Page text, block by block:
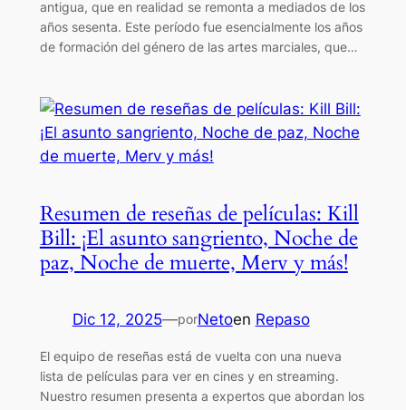
antigua, que en realidad se remonta a mediados de los
años sesenta. Este período fue esencialmente los años
de formación del género de las artes marciales, que…
Resumen de reseñas de películas: Kill
Bill: ¡El asunto sangriento, Noche de
paz, Noche de muerte, Merv y más!
Dic 12, 2025—porNetoen Repaso
El equipo de reseñas está de vuelta con una nueva
lista de películas para ver en cines y en streaming.
Nuestro resumen presenta a expertos que abordan los